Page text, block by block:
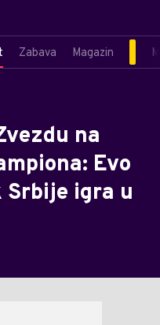
Zabava Magazin
na
Evo
Srbije igra u